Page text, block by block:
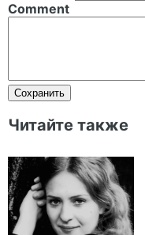
Comment
Читайте также